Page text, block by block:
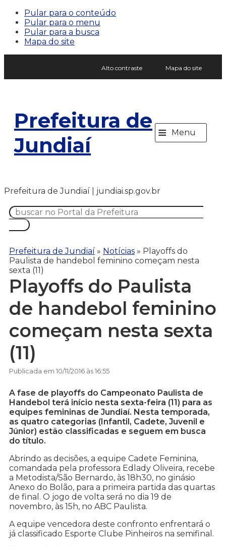
Pular para o conteúdo
Pular para o menu
Pular para a busca
Mapa do site
Alto contraste Mapa do site
Prefeitura de
Jundiaí
≡ Menu
Prefeitura de Jundiaí | jundiai.sp.gov.br
Prefeitura de Jundiaí » Notícias » Playoffs do
Paulista de handebol feminino começam nesta
sexta (11)
Playoffs do Paulista
de handebol feminino
começam nesta sexta
(11)
Publicada em 10/11/2016 às 16:55
A fase de playoffs do Campeonato Paulista de
Handebol terá início nesta sexta-feira (11) para as
equipes femininas de Jundiaí. Nesta temporada,
as quatro categorias (Infantil, Cadete, Juvenil e
Júnior) estão classificadas e seguem em busca
do título.
Abrindo as decisões, a equipe Cadete Feminina,
comandada pela professora Edlady Oliveira, recebe
a Metodista/São Bernardo, às 18h30, no ginásio
Anexo do Bolão, para a primeira partida das quartas
de final. O jogo de volta será no dia 19 de
novembro, às 15h, no ABC Paulista.
A equipe vencedora deste confronto enfrentará o
já classificado Esporte Clube Pinheiros na semifinal.